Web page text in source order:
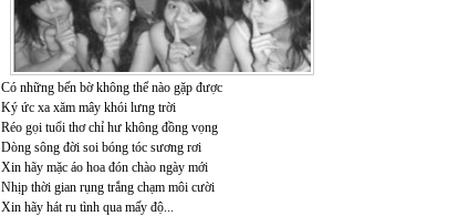
Có những bến bờ không thể nào gặp được
Ký ức xa xăm mây khói lưng trời
Réo gọi tuổi thơ chỉ hư không đồng vọng
Dòng sông đời soi bóng tóc sương rơi
Xin hãy mặc áo hoa đón chào ngày mới
Nhịp thời gian rụng trắng chạm môi cười
Xin hãy hát ru tình qua mấy độ...